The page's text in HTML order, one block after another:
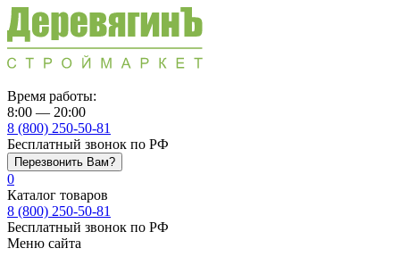
Время работы:
8:00 — 20:00
8 (800) 250-50-81
Бесплатный звонок по РФ
Перезвонить Вам?
0
Каталог товаров
8 (800) 250-50-81
Бесплатный звонок по РФ
Меню сайта